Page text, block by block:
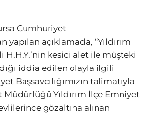
Cumhuriyet
yapılan açıklamada, “Yıldırım
H.H.Y.’nin kesici alet ile müşteki
iddia edilen olayla ilgili
Başsavcılığımızın talimatıyla
Müdürlüğü Yıldırım İlçe Emniyet
gözaltına alınan